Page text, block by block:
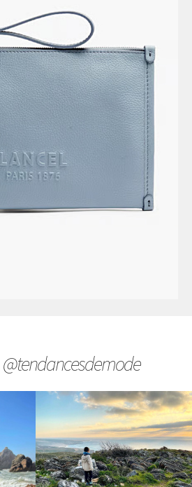
@tendancesdemode